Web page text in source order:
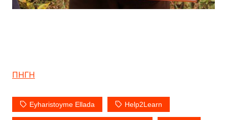
ΠΗΓΗ
Eyharistoyme Ellada Help2Learn